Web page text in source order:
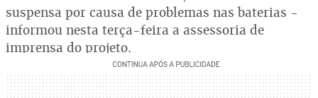
suspensa por causa de problemas nas baterias -
informou nesta terça-feira a assessoria de
imprensa do projeto.